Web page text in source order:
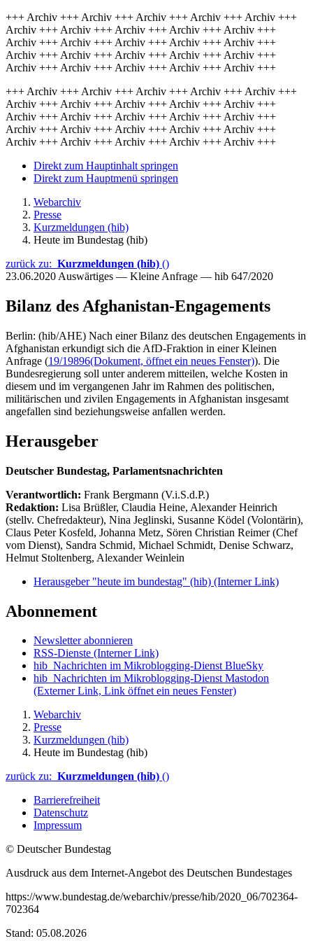
+++ Archiv +++ Archiv +++ Archiv +++ Archiv +++ Archiv +++
Archiv +++ Archiv +++ Archiv +++ Archiv +++ Archiv +++
Archiv +++ Archiv +++ Archiv +++ Archiv +++ Archiv +++
Archiv +++ Archiv +++ Archiv +++ Archiv +++ Archiv +++
Archiv +++ Archiv +++ Archiv +++ Archiv +++ Archiv +++
+++ Archiv +++ Archiv +++ Archiv +++ Archiv +++ Archiv +++
Archiv +++ Archiv +++ Archiv +++ Archiv +++ Archiv +++
Archiv +++ Archiv +++ Archiv +++ Archiv +++ Archiv +++
Archiv +++ Archiv +++ Archiv +++ Archiv +++ Archiv +++
Archiv +++ Archiv +++ Archiv +++ Archiv +++ Archiv +++
Direkt zum Hauptinhalt springen
Direkt zum Hauptmenü springen
Webarchiv
Presse
Kurzmeldungen (hib)
Heute im Bundestag (hib)
zurück zu: Kurzmeldungen (hib) ()
23.06.2020 Auswärtiges — Kleine Anfrage — hib 647/2020
Bilanz des Afghanistan-Engagements
Berlin: (hib/AHE) Nach einer Bilanz des deutschen Engagements in
Afghanistan erkundigt sich die AfD-Fraktion in einer Kleinen
Anfrage (19/19896(Dokument, öffnet ein neues Fenster)). Die
Bundesregierung soll unter anderem mitteilen, welche Kosten in
diesem und im vergangenen Jahr im Rahmen des politischen,
militärischen und zivilen Engagements in Afghanistan insgesamt
angefallen sind beziehungsweise anfallen werden.
Herausgeber
Deutscher Bundestag, Parlamentsnachrichten
Verantwortlich: Frank Bergmann (V.i.S.d.P.)
Redaktion: Lisa Brüßler, Claudia Heine, Alexander Heinrich
(stellv. Chefredakteur), Nina Jeglinski, Susanne Ködel (Volontärin),
Claus Peter Kosfeld, Johanna Metz, Sören Christian Reimer (Chef
vom Dienst), Sandra Schmid, Michael Schmidt, Denise Schwarz,
Helmut Stoltenberg, Alexander Weinlein
Herausgeber "heute im bundestag" (hib) (Interner Link)
Abonnement
Newsletter abonnieren
RSS-Dienste (Interner Link)
hib_Nachrichten im Mikroblogging-Dienst BlueSky
hib_Nachrichten im Mikroblogging-Dienst Mastodon
(Externer Link, Link öffnet ein neues Fenster)
Webarchiv
Presse
Kurzmeldungen (hib)
Heute im Bundestag (hib)
zurück zu: Kurzmeldungen (hib) ()
Barrierefreiheit
Datenschutz
Impressum
© Deutscher Bundestag
Ausdruck aus dem Internet-Angebot des Deutschen Bundestages
https://www.bundestag.de/webarchiv/presse/hib/2020_06/702364-
702364
Stand: 05.08.2026